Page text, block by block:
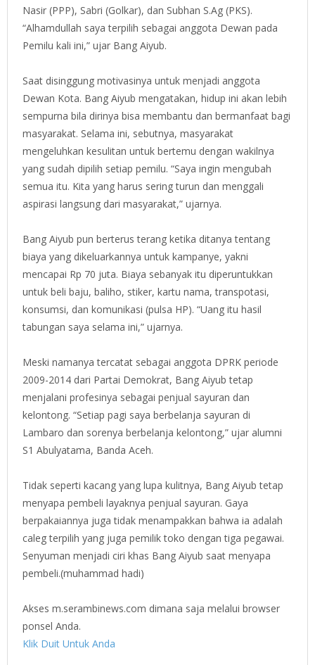
Nasir (PPP), Sabri (Golkar), dan Subhan S.Ag (PKS).
“Alhamdullah saya terpilih sebagai anggota Dewan pada
Pemilu kali ini,” ujar Bang Aiyub.
Saat disinggung motivasinya untuk menjadi anggota
Dewan Kota. Bang Aiyub mengatakan, hidup ini akan lebih
sempurna bila dirinya bisa membantu dan bermanfaat bagi
masyarakat. Selama ini, sebutnya, masyarakat
mengeluhkan kesulitan untuk bertemu dengan wakilnya
yang sudah dipilih setiap pemilu. “Saya ingin mengubah
semua itu. Kita yang harus sering turun dan menggali
aspirasi langsung dari masyarakat,” ujarnya.
Bang Aiyub pun berterus terang ketika ditanya tentang
biaya yang dikeluarkannya untuk kampanye, yakni
mencapai Rp 70 juta. Biaya sebanyak itu diperuntukkan
untuk beli baju, baliho, stiker, kartu nama, transpotasi,
konsumsi, dan komunikasi (pulsa HP). “Uang itu hasil
tabungan saya selama ini,” ujarnya.
Meski namanya tercatat sebagai anggota DPRK periode
2009-2014 dari Partai Demokrat, Bang Aiyub tetap
menjalani profesinya sebagai penjual sayuran dan
kelontong. “Setiap pagi saya berbelanja sayuran di
Lambaro dan sorenya berbelanja kelontong,” ujar alumni
S1 Abulyatama, Banda Aceh.
Tidak seperti kacang yang lupa kulitnya, Bang Aiyub tetap
menyapa pembeli layaknya penjual sayuran. Gaya
berpakaiannya juga tidak menampakkan bahwa ia adalah
caleg terpilih yang juga pemilik toko dengan tiga pegawai.
Senyuman menjadi ciri khas Bang Aiyub saat menyapa
pembeli.(muhammad hadi)
Akses m.serambinews.com dimana saja melalui browser
ponsel Anda.
Klik Duit Untuk Anda